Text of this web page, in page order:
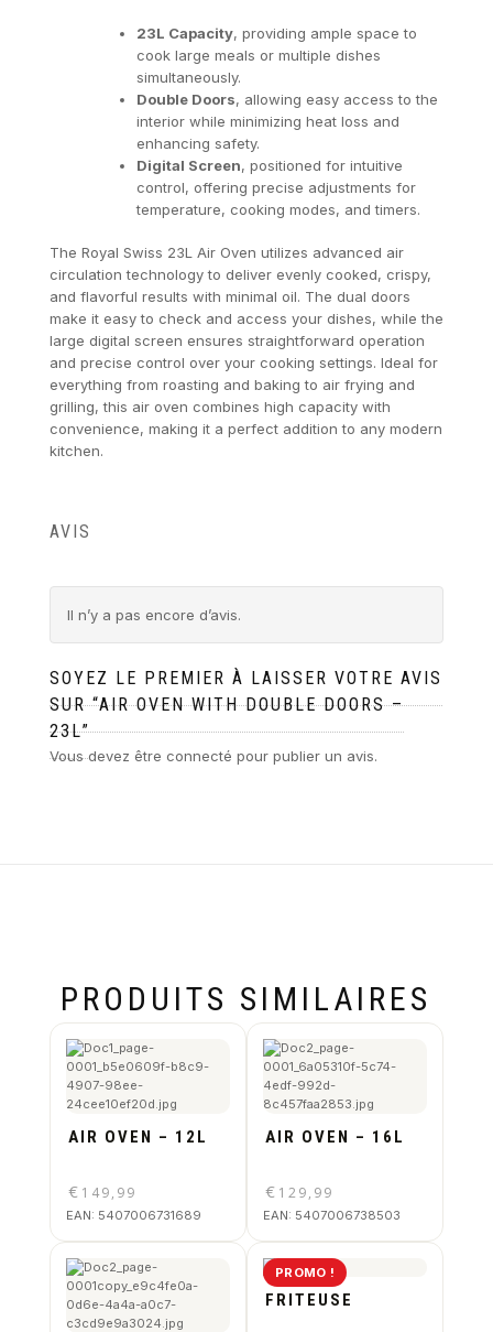
23L Capacity, providing ample space to
cook large meals or multiple dishes
simultaneously.
Double Doors, allowing easy access to the
interior while minimizing heat loss and
enhancing safety.
Digital Screen, positioned for intuitive
control, offering precise adjustments for
temperature, cooking modes, and timers.
The Royal Swiss 23L Air Oven utilizes advanced air
circulation technology to deliver evenly cooked, crispy,
and flavorful results with minimal oil. The dual doors
make it easy to check and access your dishes, while the
large digital screen ensures straightforward operation
and precise control over your cooking settings. Ideal for
everything from roasting and baking to air frying and
grilling, this air oven combines high capacity with
convenience, making it a perfect addition to any modern
kitchen.
AVIS
Il n’y a pas encore d’avis.
SOYEZ LE PREMIER À LAISSER VOTRE AVIS
SUR “AIR OVEN WITH DOUBLE DOORS –
23L”
Vous devez être connecté pour publier un avis.
PRODUITS SIMILAIRES
AIR OVEN – 12L
€ 149,99
EAN: 5407006731689
AIR OVEN – 16L
€ 129,99
EAN: 5407006738503
FRITEUSE
PROMO !